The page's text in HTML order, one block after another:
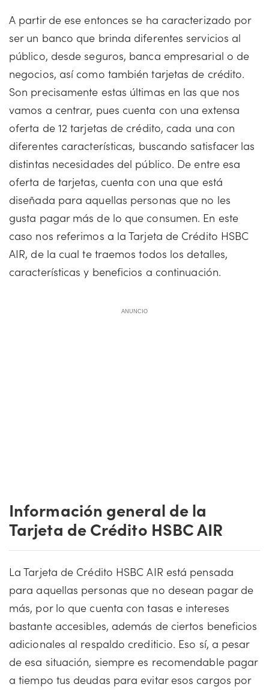
A partir de ese entonces se ha caracterizado por
ser un banco que brinda diferentes servicios al
público, desde seguros, banca empresarial o de
negocios, así como también tarjetas de crédito.
Son precisamente estas últimas en las que nos
vamos a centrar, pues cuenta con una extensa
oferta de 12 tarjetas de crédito, cada una con
diferentes características, buscando satisfacer las
distintas necesidades del público. De entre esa
oferta de tarjetas, cuenta con una que está
diseñada para aquellas personas que no les
gusta pagar más de lo que consumen. En este
caso nos referimos a la Tarjeta de Crédito HSBC
AIR, de la cual te traemos todos los detalles,
características y beneficios a continuación.
ANUNCIO
Información general de la
Tarjeta de Crédito HSBC AIR
La Tarjeta de Crédito HSBC AIR está pensada
para aquellas personas que no desean pagar de
más, por lo que cuenta con tasas e intereses
bastante accesibles, además de ciertos beneficios
adicionales al respaldo crediticio. Eso sí, a pesar
de esa situación, siempre es recomendable pagar
a tiempo tus deudas para evitar esos cargos por